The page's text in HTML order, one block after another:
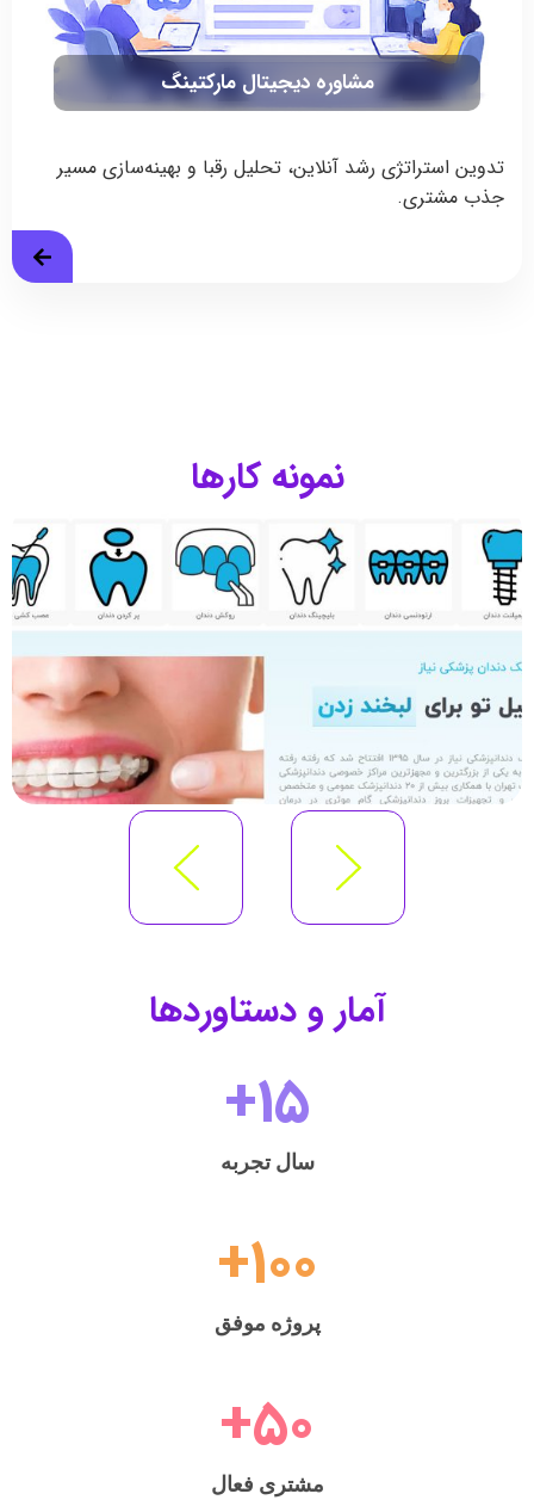
مشاوره دیجیتال مارکتینگ
تدوین استراتژی رشد آنلاین، تحلیل رقبا و بهینه‌سازی مسیر
جذب مشتری.
نمونه کارها
آمار و دستاوردها
سال تجربه
15
+
پروژه موفق
100
+
مشتری فعال
50
+